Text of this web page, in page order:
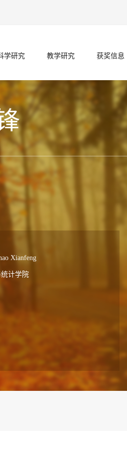
学研究 教学研究 获奖信息
Xianfeng
计学院